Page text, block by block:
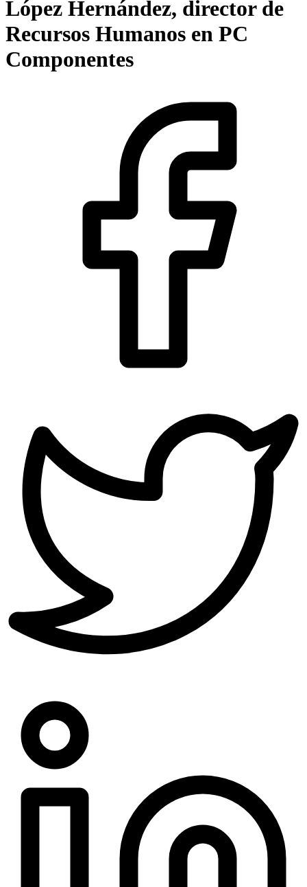
López Hernández, director de
Recursos Humanos en PC
Componentes